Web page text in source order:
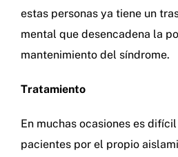
estas personas ya tiene un
mental que desencadena la
mantenimiento del síndrome.
Tratamiento
En muchas ocasiones es
pacientes por el propio